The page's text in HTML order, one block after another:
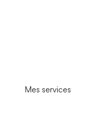
Mes services